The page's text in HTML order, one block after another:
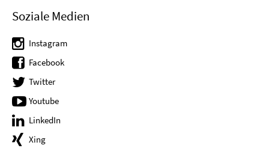
Soziale Medien
Instagram
Facebook
Twitter
Youtube
LinkedIn
Xing